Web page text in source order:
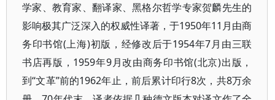
学家、教育家、翻译家、黑格尔哲学专家贺麟先生的
影响极其广泛深入的权威性译著，于1950年11月由商
务印书馆(上海)初版，经修改后于1954年7月由三联
书店再版，1959年9月改由商务印书馆(北京)出版，
到“文革”前的1962年止，前后累计印行8次，共8万余